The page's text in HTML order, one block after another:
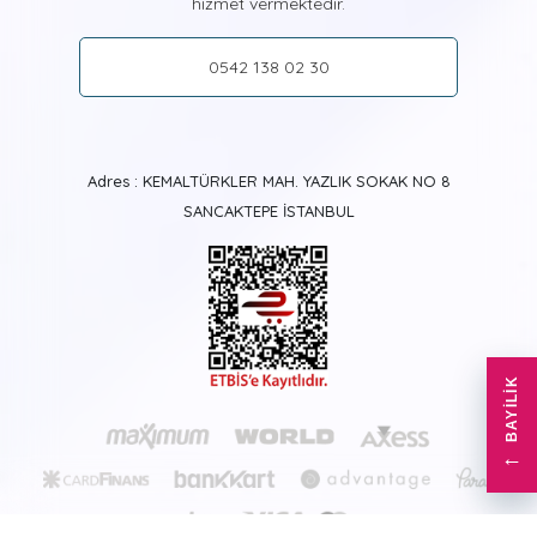
BAYILIK
←
grafikerlerimiz baskılama öncesi ve sonrası tüm
işçilikle hazırlanan tablolarımız, kalın mukavva ile
dikkatlice paketlenerek sizlere hızlıca ulaştırılıyor.
Dilerseniz iletişim kanallarımızdan siparişinizin son
durumu ve teslimatı hakkında kolayca bilgi alabilmeniz
de mümkün. Siparişlerinizi Türkiye'nin her yerine güvenle
ve ücretsiz olarak teslim ediyoruz. Size özel ödeme
kanallarımız da devrede! Banka havalesi, kredi kartı ya
kolayca yapabilirsiniz. Ayrıca, kredi kartına taksit
imkanlarımız sizleri bekliyor.Renklerin peşine
0542 138 02 30
Adres : KEMALTÜRKLER MAH. YAZLIK SOKAK NO 8
SANCAKTEPE İSTANBUL